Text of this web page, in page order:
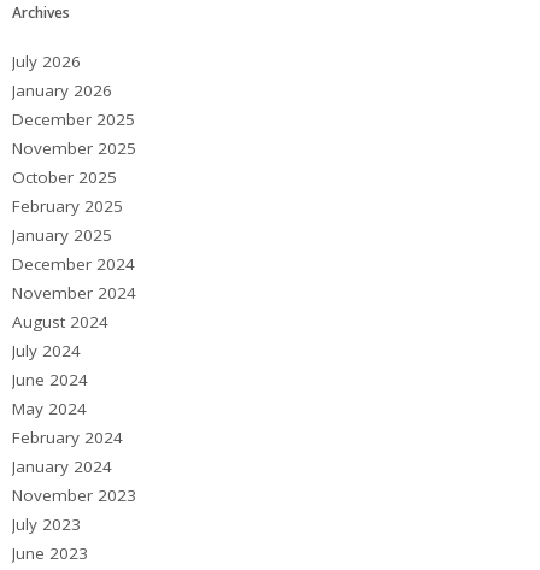
Archives
July 2026
January 2026
December 2025
November 2025
October 2025
February 2025
January 2025
December 2024
November 2024
August 2024
July 2024
June 2024
May 2024
February 2024
January 2024
November 2023
July 2023
June 2023